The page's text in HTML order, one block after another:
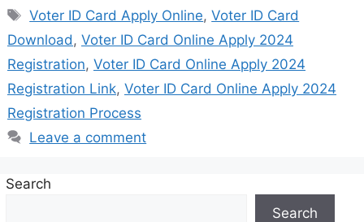
Tags
Voter ID Card Apply Online,Voter ID Card
Download , Voter ID Card Online Apply 2024
Registration, Voter ID Card Online Apply 2024
Registration Link, Voter ID Card Online Apply 2024
Registration Process
Leave a comment
Search
Search